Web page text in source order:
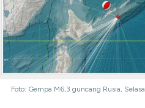
Foto: Gempa M6,3 guncang Rusia,